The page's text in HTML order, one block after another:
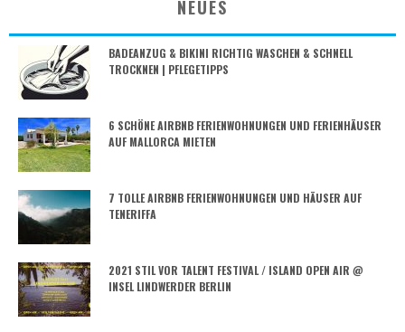
NEUES
BADEANZUG & BIKINI RICHTIG WASCHEN & SCHNELL
TROCKNEN | PFLEGETIPPS
6 SCHÖNE AIRBNB FERIENWOHNUNGEN UND FERIENHÄUSER
AUF MALLORCA MIETEN
7 TOLLE AIRBNB FERIENWOHNUNGEN UND HÄUSER AUF
TENERIFFA
2021 STIL VOR TALENT FESTIVAL / ISLAND OPEN AIR @
INSEL LINDWERDER BERLIN